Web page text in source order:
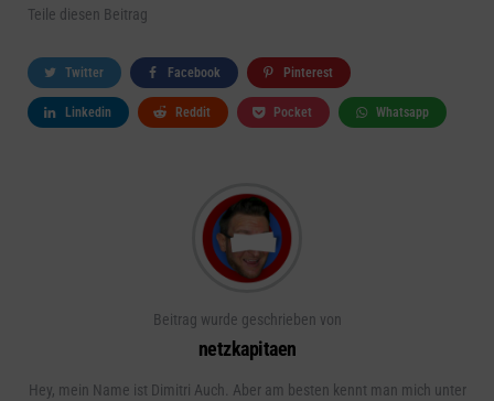
Teile diesen Beitrag
Twitter Facebook Pinterest
Linkedin Reddit Pocket Whatsapp
Beitrag wurde geschrieben von
netzkapitaen
Hey, mein Name ist Dimitri Auch. Aber am besten kennt man mich unter